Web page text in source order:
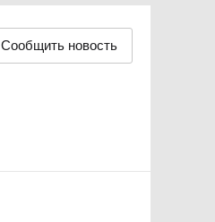
Сообщить новость